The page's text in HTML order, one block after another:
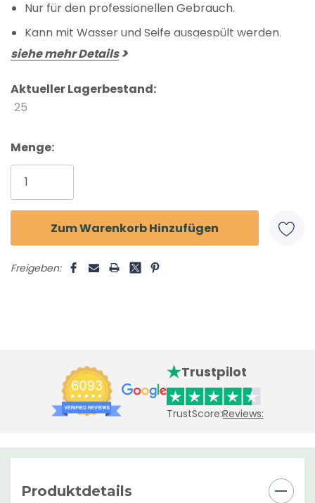
Nur für den professionellen Gebrauch.
Kann mit Wasser und Seife ausgespült werden.
siehe mehr Details
Aktueller Lagerbestand:
25
Menge:
Freigeben:
Trustpilot
TrustScore:Reviews:
Produktdetails